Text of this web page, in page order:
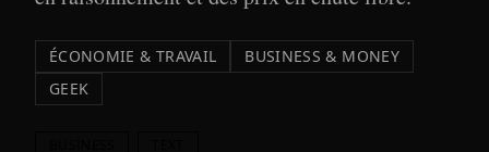
ÉCONOMIE & TRAVAIL
BUSINESS & MONEY
GEEK